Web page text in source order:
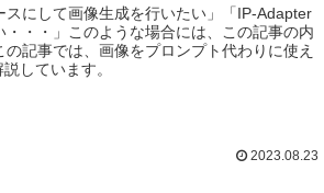
スにして画像生成を行いたい」「IP-Adapter
・・・」このような場合には、この記事の内
記事では、画像をプロンプト代わりに使え
しています。
2023.08.23